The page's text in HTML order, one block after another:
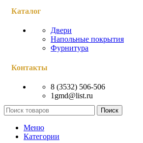
Каталог
Двери
Напольные покрытия
Фурнитура
Контакты
8 (3532) 506-506
1gmd@list.ru
Поиск
Меню
Категории